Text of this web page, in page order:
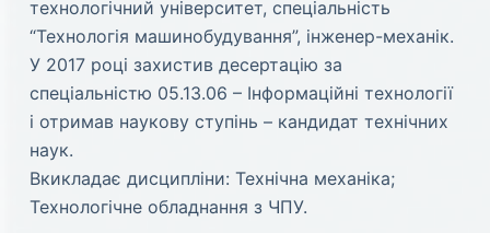
технологічний університет, спеціальність
“Технологія машинобудування”, інженер-механік.
У 2017 році захистив десертацію за
спеціальністю 05.13.06 – Інформаційні технології
і отримав наукову ступінь – кандидат технічних
наук.
Вкикладає дисципліни: Технічна механіка;
Технологічне обладнання з ЧПУ.